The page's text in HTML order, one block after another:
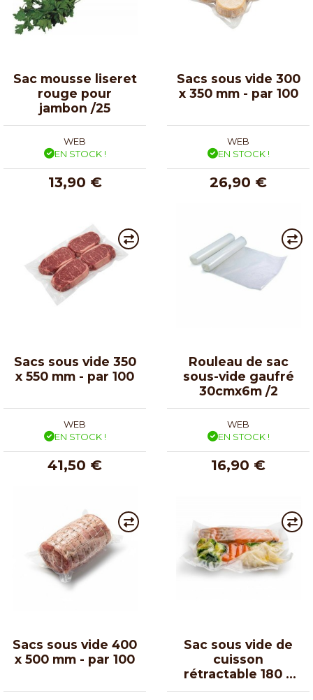
Sac mousse liseret
rouge pour
jambon /25
WEB
EN STOCK !
13,90 €
Sacs sous vide 300
x 350 mm - par 100
WEB
EN STOCK !
26,90 €
Sacs sous vide 350
x 550 mm - par 100
WEB
EN STOCK !
41,50 €
Rouleau de sac
sous-vide gaufré
30cmx6m /2
WEB
EN STOCK !
16,90 €
Sacs sous vide 400
x 500 mm - par 100
Sac sous vide de
cuisson
rétractable 180 x
200 mm /100